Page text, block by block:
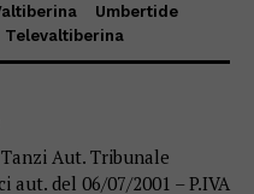
Umbertide
Televaltiberina
Aut. Tribunale
aut. del 06/07/2001 – P.IVA